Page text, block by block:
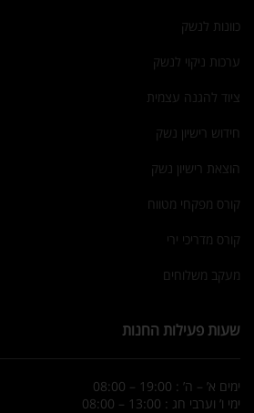
כוונות לנשק
ערכות ניקוי לנשק
ציוד להגנה עצמית
חידוש רישיון נשק
הוצאת רישיון נשק
קורס מפקחי מטווח
קורס מדריכי ירי
מעקב משלוחים
שעות פעילות החנות
ימים א’ – ה’ : 19:00 – 08:00
ימי ו’ וערבי חג : 13:00 – 08:00